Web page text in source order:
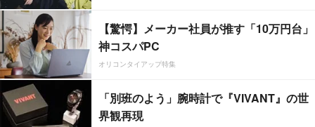
【驚愕】メーカー社員が推す「10万円台」
神コスパPC
オリコンタイアップ特集
「別班のよう」腕時計で『VIVANT』の世
界観再現